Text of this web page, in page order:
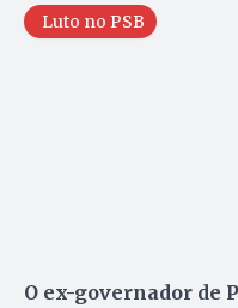
Luto no PSB
O ex-governador de